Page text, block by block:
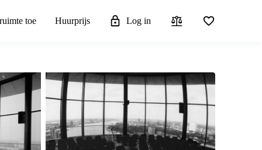
toe Huurprijs Log in